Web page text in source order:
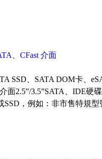
、CFast 介面
SSD、SATA DOM卡、
面2.5”/3.5”SATA、IDE硬
，例如：非市售特規型